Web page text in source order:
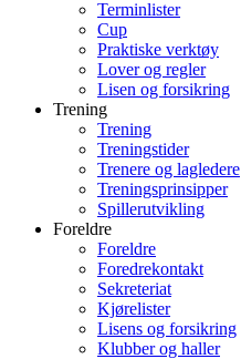
Terminlister
Cup
Praktiske verktøy
Lover og regler
Lisen og forsikring
Trening
Trening
Treningstider
Trenere og lagledere
Treningsprinsipper
Spillerutvikling
Foreldre
Foreldre
Foredrekontakt
Sekreteriat
Kjørelister
Lisens og forsikring
Klubber og haller